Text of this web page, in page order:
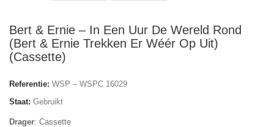
Bert & Ernie ‎– In Een Uur De Wereld Rond
(Bert & Ernie Trekken Er Wéér Op Uit)
(Cassette)
Referentie: WSP ‎– WSPC 16029
Staat: Gebruikt
Drager: Cassette